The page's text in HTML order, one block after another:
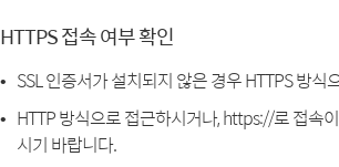
HTTPS 접속 여부 확인
SSL 인증서가 설치되지 않은 경우 HTTPS 방식
HTTP 방식으로 접근하시거나, https://로 접속
시기 바랍니다.